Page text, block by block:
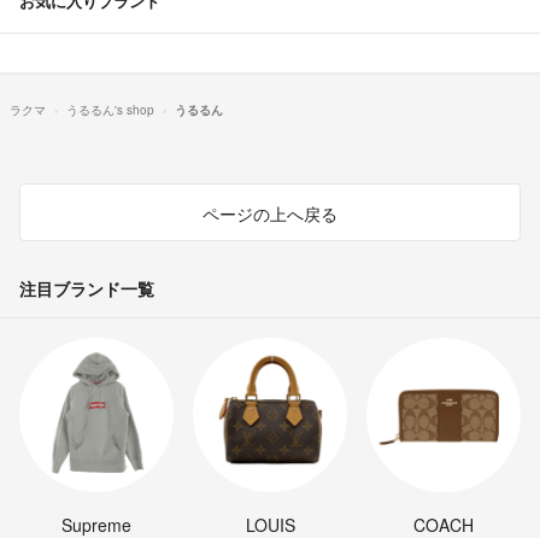
ラクマ うるるん's shop うるるん
ページの上へ戻る
注目ブランド一覧
Supreme
LOUIS
COACH